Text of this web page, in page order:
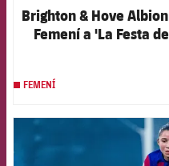
Brighton & Hove
Femení a 'La Festa
FEMENÍ